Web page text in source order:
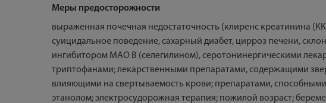
Меры предосторожности
выраженная почечная недостаточность (клиренс креатинина
суицидальное поведение, сахарный диабет, цирроз печени,
ингибитором МАО В (селегилином), серотонинергическими
триптофанами; лекарственными препаратами, содержащими
влияющими на свертываемость крови; препаратами,
этанолом; электросудорожная терапия; пожилой возраст;